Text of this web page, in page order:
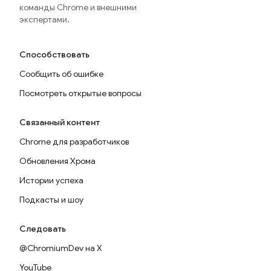
команды Chrome и внешними
экспертами.
Способствовать
Сообщить об ошибке
Посмотреть открытые вопросы
Связанный контент
Chrome для разработчиков
Обновления Хрома
Истории успеха
Подкасты и шоу
Следовать
@ChromiumDev на X
YouTube